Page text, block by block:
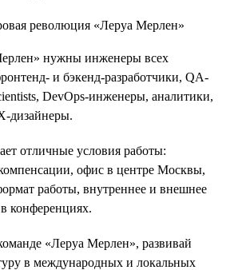
нужны инженеры всех
и бэкенд-разработчики, QA-
DevOps-инженеры, аналитики,
дизайнеры.
отличные условия работы:
офис в центре Москвы,
работы, внутреннее и внешнее
конференциях.
«Леруа Мерлен», развивай
в международных и локальных